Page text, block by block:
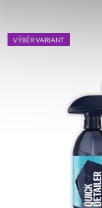
VÝBĚR VARIANT